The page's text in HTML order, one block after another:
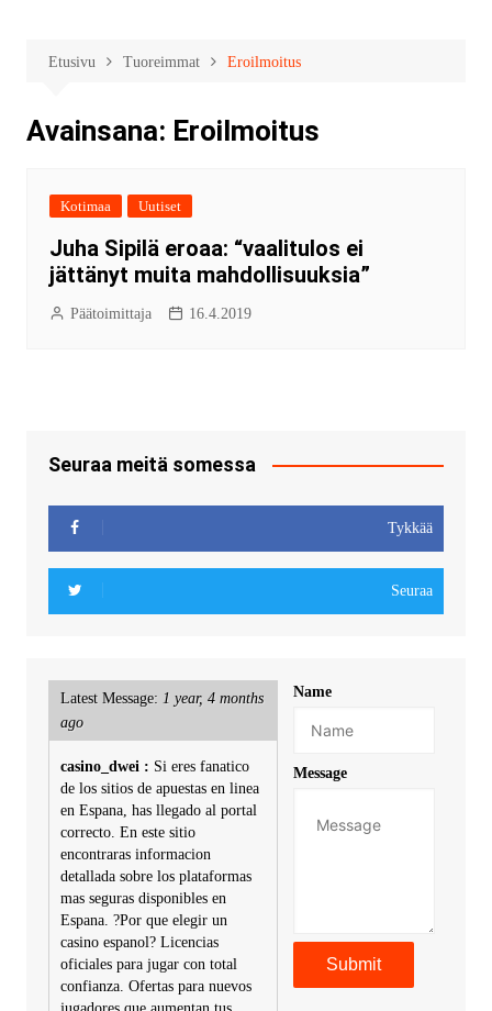
Etusivu Tuoreimmat Eroilmoitus
Avainsana: Eroilmoitus
Kotimaa Uutiset
Juha Sipilä eroaa: “vaalitulos ei
jättänyt muita mahdollisuuksia”
Päätoimittaja 16.4.2019
Seuraa meitä somessa
Tykkää
Seuraa
Latest Message: 1 year, 4 months
ago
casino_dwei : Si eres fanatico
de los sitios de apuestas en linea
en Espana, has llegado al portal
correcto. En este sitio
encontraras informacion
detallada sobre los plataformas
mas seguras disponibles en
Espana. ?Por que elegir un
casino espanol? Licencias
oficiales para jugar con total
confianza. Ofertas para nuevos
Name
Message